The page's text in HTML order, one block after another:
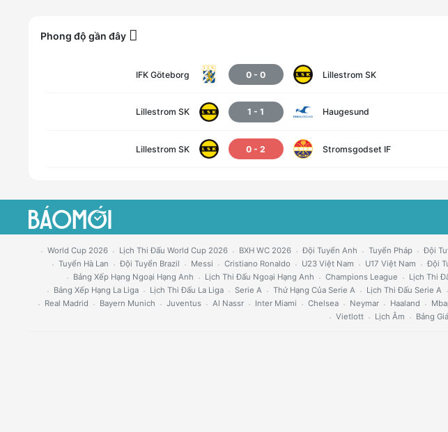
Phong độ gần đây
IFK Göteborg 0 -0 Lillestrom SK
Lillestrom SK 1 -1 Haugesund
Lillestrom SK 0 -2 Stromsgodset IF
World Cup 2026 Lịch Thi Đấu World Cup 2026 BXH WC 2026 Đội Tuyển Anh Tuyển Pháp Đội
Tuyển Hà Lan
Đội Tuyển Brazil Messi Cristiano Ronaldo U23 Việt Nam U17 Việt Nam Đội
Bảng Xếp Hạng Ngoại Hạng Anh
Lịch Thi Đấu Ngoại Hạng Anh Champions League Lịch Thi
Bảng Xếp Hạng La Liga
Lịch Thi Đấu La Liga Serie A Thứ Hạng Của Serie A Lịch Thi Đấu Serie A
Real Madrid
Bayern Munich Juventus Al Nassr Inter Miami Chelsea Neymar Haaland
Vietlott
Lịch Âm Bảng